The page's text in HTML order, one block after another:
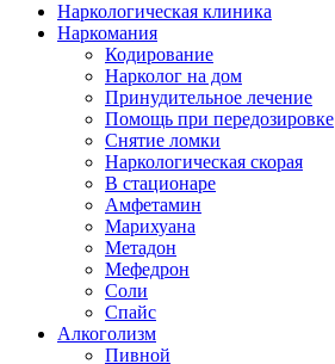
Наркологическая клиника
Наркомания
Кодирование
Нарколог на дом
Принудительное лечение
Помощь при передозировке
Снятие ломки
Наркологическая скорая
В стационаре
Амфетамин
Марихуана
Метадон
Мефедрон
Соли
Спайс
Алкоголизм
Пивной